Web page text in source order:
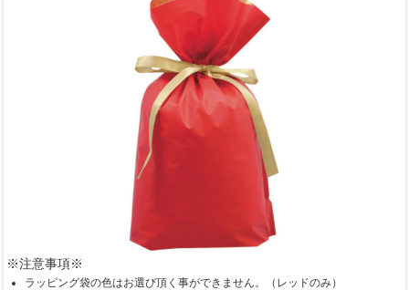
※注意事項※
ラッピング袋の色はお選び頂く事ができません。（レッドのみ）